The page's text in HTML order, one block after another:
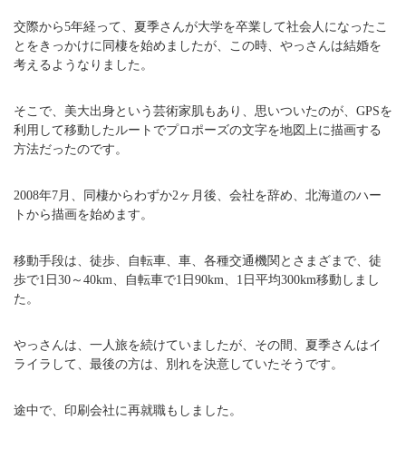
交際から5年経って、夏季さんが大学を卒業して社会人になったこ
とをきっかけに同棲を始めましたが、この時、やっさんは結婚を
考えるようなりました。
そこで、美大出身という芸術家肌もあり、思いついたのが、GPSを
利用して移動したルートでプロポーズの文字を地図上に描画する
方法だったのです。
2008年7月、同棲からわずか2ヶ月後、会社を辞め、北海道のハー
トから描画を始めます。
移動手段は、徒歩、自転車、車、各種交通機関とさまざまで、徒
歩で1日30～40km、自転車で1日90km、1日平均300km移動しまし
た。
やっさんは、一人旅を続けていましたが、その間、夏季さんはイ
ライラして、最後の方は、別れを決意していたそうです。
途中で、印刷会社に再就職もしました。